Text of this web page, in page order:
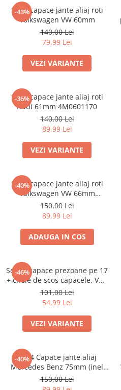
-43%
Set 4 capace jante aliaj roti
Volkswagen VW 60mm
140,00 Lei
79,99 Lei
VEZI VARIANTE
-36%
Set 4 capace jante aliaj roti
Audi 61mm 4M0601170
140,00 Lei
89,99 Lei
VEZI VARIANTE
-40%
Set 4 capace jante aliaj roti
Volkswagen VW 66mm
5G0601171
150,00 Lei
89,99 Lei
ADAUGA IN COS
-46%
Set 20 capace prezoane pe 17
+ cheie de scos capacele, VW/
Audi /Skoda
101,00 Lei
54,99 Lei
VEZI VARIANTE
-40%
set 4 Capace jante aliaj
Mercedes Benz 75mm (inel
prindere)
150,00 Lei